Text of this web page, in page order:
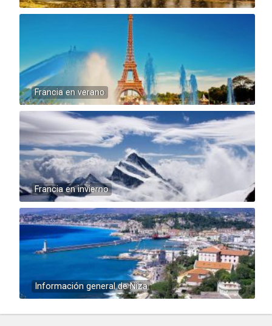
Francia en verano
Francia en invierno
Información general de Niza